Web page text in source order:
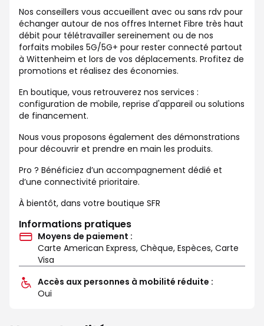
Nos conseillers vous accueillent avec ou sans rdv pour
échanger autour de nos offres Internet Fibre très haut
débit pour télétravailler sereinement ou de nos
forfaits mobiles 5G/5G+ pour rester connecté partout
à Wittenheim et lors de vos déplacements. Profitez de
promotions et réalisez des économies.
En boutique, vous retrouverez nos services :
configuration de mobile, reprise d'appareil ou solutions
de financement.
Nous vous proposons également des démonstrations
pour découvrir et prendre en main les produits.
Pro ? Bénéficiez d’un accompagnement dédié et
d’une connectivité prioritaire.
À bientôt, dans votre boutique SFR
Informations pratiques
Moyens de paiement :
Carte American Express, Chèque, Espèces, Carte
Visa
Accès aux personnes à mobilité réduite :
Oui